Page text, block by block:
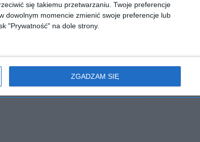
się takiemu przetwarzaniu. Twoje preferencje
dowolnym momencie zmienić swoje preferencje lub
"Prywatność" na dole strony.
ZGADZAM SIĘ